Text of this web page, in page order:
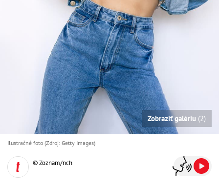
Zobraziť galériu (2)
Ilustračné foto (Zdroj: Getty Images)
© Zoznam/nch